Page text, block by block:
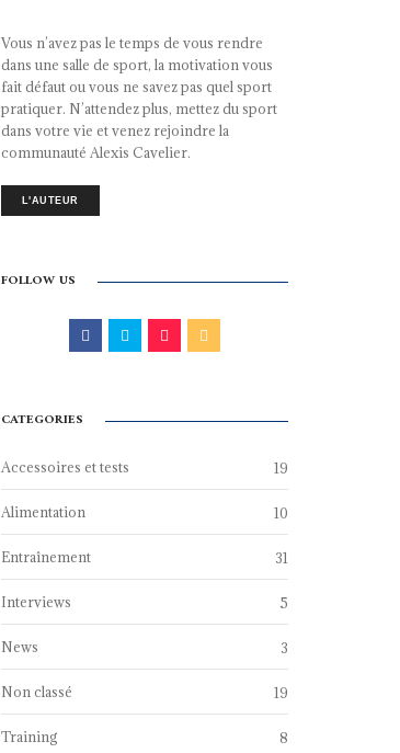
Vous n’avez pas le temps de vous rendre
dans une salle de sport, la motivation vous
fait défaut ou vous ne savez pas quel sport
pratiquer. N’attendez plus, mettez du sport
dans votre vie et venez rejoindre la
communauté Alexis Cavelier.
L'AUTEUR
FOLLOW US
CATEGORIES
Accessoires et tests 19
Alimentation 10
Entraînement 31
Interviews 5
News 3
Non classé 19
Training 8